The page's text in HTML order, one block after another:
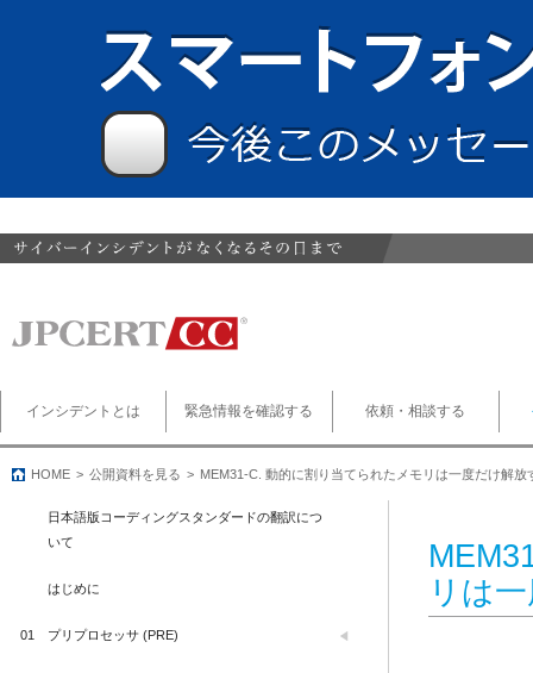
インシデントとは 緊急情報を確認する 依頼・相談する
HOME 公開資料を見る MEM31-C. 動的に割り当てられたメモリは一度だけ解放
リは
日本語版コーディングスタンダードの翻訳につ
いて
はじめに
01 プリプロセッサ (PRE)